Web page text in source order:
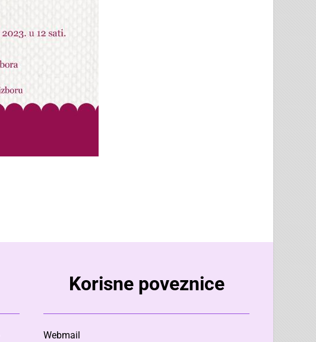
Korisne poveznice
Webmail